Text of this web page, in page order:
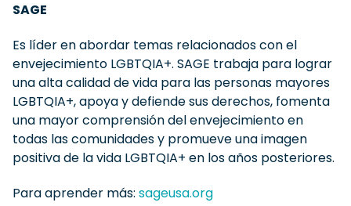
SAGE
Es líder en abordar temas relacionados con el
envejecimiento LGBTQIA+. SAGE trabaja para lograr
una alta calidad de vida para las personas mayores
LGBTQIA+, apoya y defiende sus derechos, fomenta
una mayor comprensión del envejecimiento en
todas las comunidades y promueve una imagen
positiva de la vida LGBTQIA+ en los años posteriores.
Para aprender más: sageusa.org